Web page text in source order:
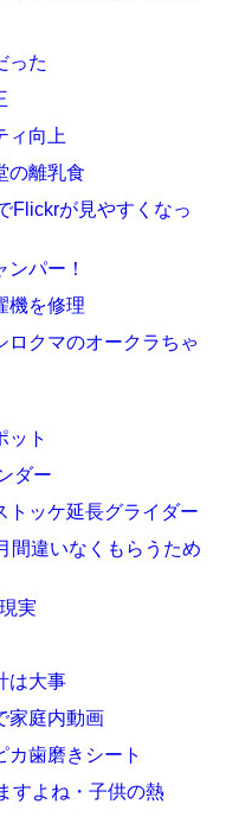
った
ィ向上
の離乳食
Flickrが見やすくなっ
パー！
機を修理
ロクマのオークラちゃ
ット
ダー
トッケ延長グライダー
間違いなくもらうため
実
は大事
家庭内動画
カ歯磨きシート
すよね・子供の熱